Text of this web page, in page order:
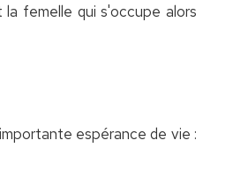
femelle qui s'occupe alors
espérance de vie :